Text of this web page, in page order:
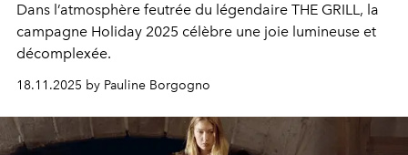
Dans l’atmosphère feutrée du légendaire THE GRILL, la
campagne Holiday 2025 célèbre une joie lumineuse et
décomplexée.
18.11.2025 by Pauline Borgogno